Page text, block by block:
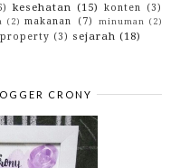
kesehatan (15) konten (3)
(2) makanan (7) minuman (2)
property (3) sejarah (18)
CRONY